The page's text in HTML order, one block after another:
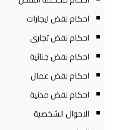
احكام نقض ايجارات
احكام نقض تجارى
احكام نقض جنائية
احكام نقض عمال
احكام نقض مدنية
الاحوال الشخصية